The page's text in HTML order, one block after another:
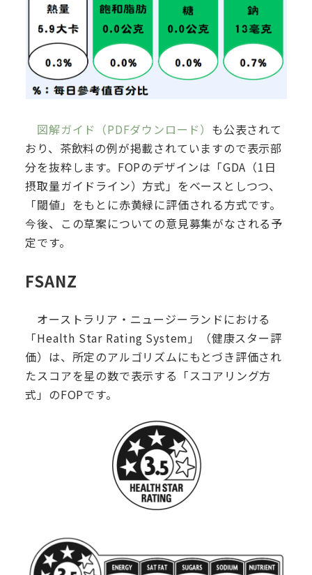
図解ガイド（PDFダウンロード） も公表されて
おり、茶飲料の例が掲載されていますので表示部
分を抜粋します。FOPのデザインは「GDA（1日
摂取量ガイドライン）方式」をベースとしつつ、
「閾値」をもとに赤黄緑に評価される方式です。
今後、この草案についての意見募集がなされる予
定です。
FSANZ
オーストラリア・ニュージーランドにおける
「Health Star Rating System」（健康スター評
価）は、所定のアルゴリズムにもとづき評価され
たスコアを星の数で表示する「スコアリング方
式」のFOPです。